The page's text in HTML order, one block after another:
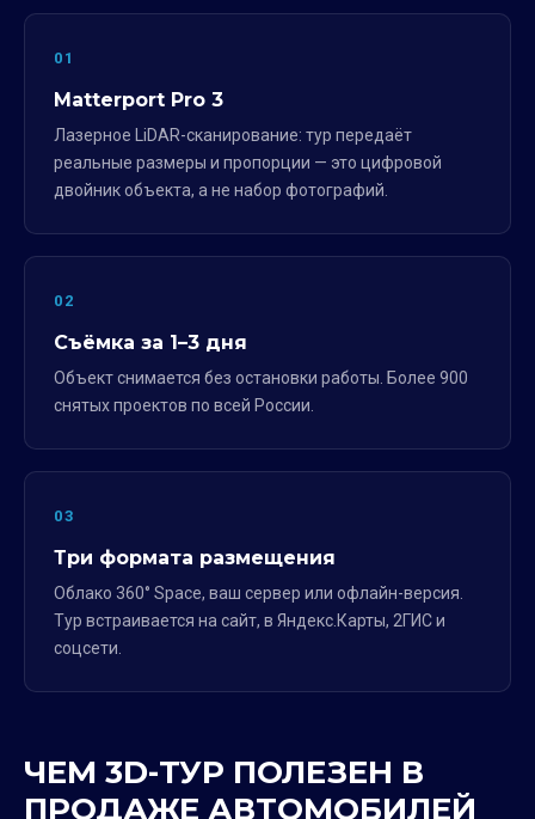
01
Matterport Pro 3
Лазерное LiDAR-сканирование: тур передаёт
реальные размеры и пропорции — это цифровой
двойник объекта, а не набор фотографий.
02
Съёмка за 1–3 дня
Объект снимается без остановки работы. Более 900
снятых проектов по всей России.
03
Три формата размещения
Облако 360° Space, ваш сервер или офлайн-версия.
Тур встраивается на сайт, в Яндекс.Карты, 2ГИС и
соцсети.
ЧЕМ 3D-ТУР ПОЛЕЗЕН В
ПРОДАЖЕ АВТОМОБИЛЕЙ